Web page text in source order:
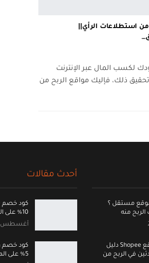
استطلاعات الرأي||
لكسب المال عبر الإنترنت
ذلك، فإليك مواقع الربح من
مستقل ؟
منه
الربح من موقع Shopee دليل
في الربح من
أحدث مقالات
10% على المنتجات المؤهلة
أغسطس 6, 2026
5% على المنتجات المؤهلة